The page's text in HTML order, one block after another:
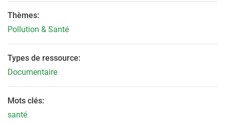
Thèmes:
Pollution & Santé
Types de ressource:
Documentaire
Mots clés:
santé